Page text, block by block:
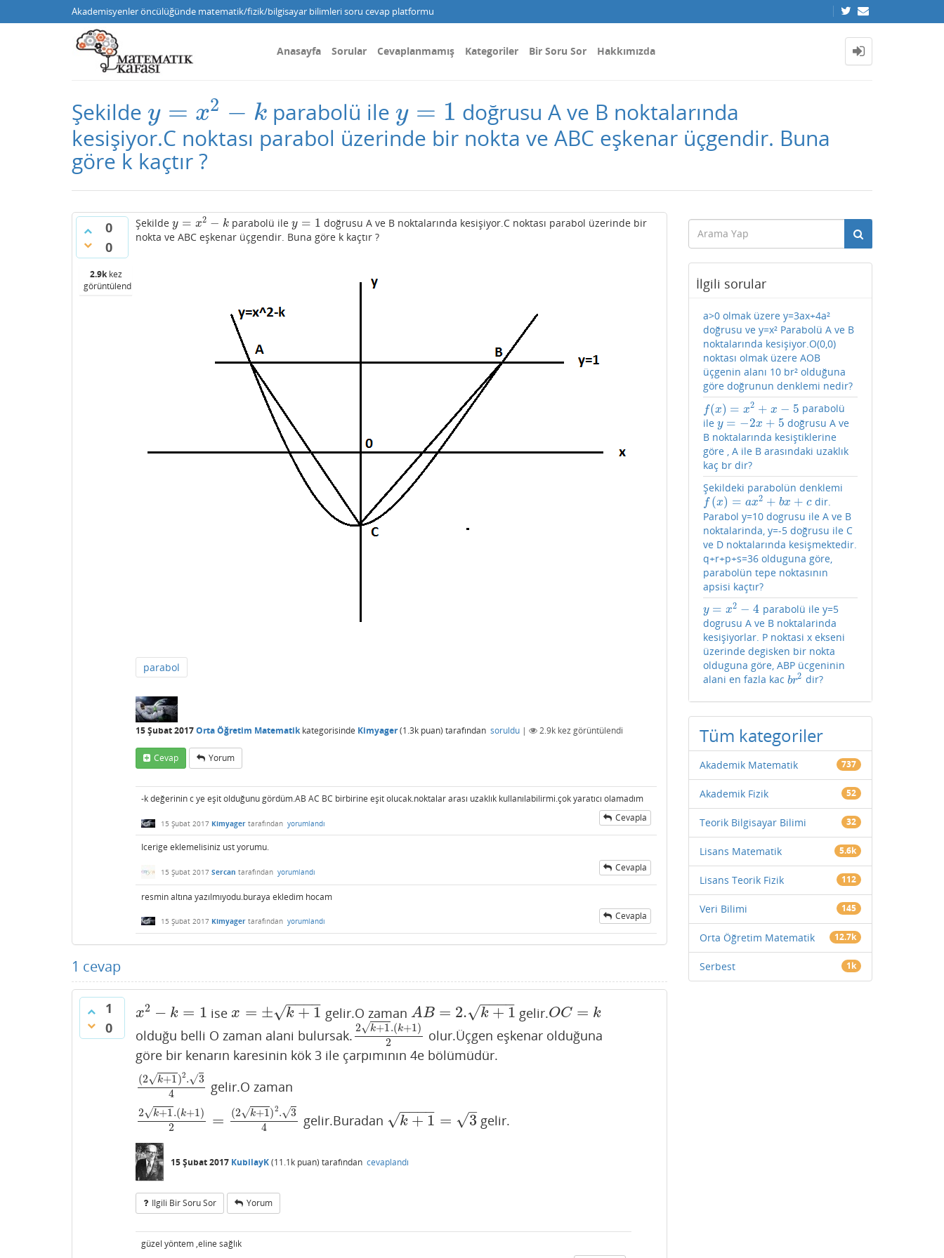
Akademisyenler öncülüğünde matematik/fizik/bilgisayar bilimleri soru cevap platformu
Anasayfa Sorular Cevaplanmamış Kategoriler Bir Soru Sor Hakkımızda
Şekilde y = x2 − k
y=x2 −k parabolü iley = 1
y=1
doğrusu A ve B noktalarında
kesişiyor.C noktası parabol üzerinde bir nokta ve ABC eşkenar üçgendir. Buna
göre k kaçtır ?
0
0
2.9kkez
görüntülendi
Şekilde y = x2 − k
y= x2 −k parabolü iley = 1
y=1
doğrusu A ve B noktalarında kesişiyor.C noktası parabol üzerinde bir
nokta ve ABC eşkenar üçgendir. Buna göre k kaçtır ?
parabol
15 Şubat 2017Orta Öğretim Matematikkategorisinde Kimyager(1.3k puan) tarafından soruldu | 2.9k kez görüntülendi
Cevap Yorum
-k değerinin c ye eşit olduğunu gördüm.AB AC BC birbirine eşit olucak.noktalar arası uzaklık kullanılabilirmi.çok yaratıcı olamadım
15 Şubat 2017 Kimyager tarafından yorumlandı Cevapla
Icerige eklemelisiniz ust yorumu.
15 Şubat 2017 Sercan tarafından yorumlandı Cevapla
resmin altına yazılmıyodu.buraya ekledim hocam
15 Şubat 2017 Kimyager tarafından yorumlandı Cevapla
1 cevap
1
0
x2 − k = 1
x2− k= 1 isex = ± k + 1
− −
−−
√
x= ±k +1 gelir.O zaman AB = 2. k + 1
− −
−−
√
AB=2.k +1 gelir.OC = k
OC= k
olduğu belli O zaman alani bulursak. 2 k+1
√ .(k+1)
2
2k+1.(k+1)2
olur.Üçgen eşkenar olduğuna
göre bir kenarın karesinin kök 3 ile çarpımının 4e bölümüdür.
(2 k+1
√ )2. 3
√
4
(2k+1)2.34 gelir.O zaman
2 k+1
√ .(k+1)
2
= (2 k+1
√ )2. 3
√
4
2k+1.(k+1)2= 2k +1)2.34 gelir.Buradan k + 1
− −
−−
√ = 3
–
√
k+1=3 gelir.
15 Şubat 2017 KubilayK(11.1k puan) tarafından cevaplandı
Ilgili Bir Soru Sor Yorum
güzel yöntem ,eline sağlık
İlgili sorular
a>0 olmak üzere y=3ax+4a²
doğrusu ve y=x² Parabolü A ve B
noktalarında kesişiyor.O(0,0)
noktası olmak üzere AOB
üçgenin alanı 10 br² olduğuna
göre doğrunun denklemi nedir?
f(x) = x2 + x − 5
f(x)=x 2+x−5
parabolü
ile y = −2x + 5
y=−2 x+5
doğrusu A ve
B noktalarında kesiştiklerine
göre , A ile B arasındaki uzaklık
kaç br dir?
Şekildeki parabolün denklemi
f (x) = ax2 + bx + c
f(x)=a x2+ bx+c
dir.
Parabol y=10 dogrusu ile A ve B
noktalarinda, y=-5 doğrusu ile C
ve D noktalarında kesişmektedir.
q+r+p+s=36 olduguna göre,
parabolün tepe noktasının
apsisi kaçtır?
y = x2 − 4
y=x2 −4
parabolü ile y=5
dogrusu A ve B noktalarinda
kesişiyorlar. P noktasi x ekseni
üzerinde degisken bir nokta
olduguna göre, ABP ücgeninin
alani en fazla kac br2
br2 dir?
Tüm kategoriler
Akademik Matematik 737
Akademik Fizik 52
Teorik Bilgisayar Bilimi 32
Lisans Matematik 5.6k
Lisans Teorik Fizik 112
Veri Bilimi 145
Orta Öğretim Matematik 12.7k
Serbest 1k